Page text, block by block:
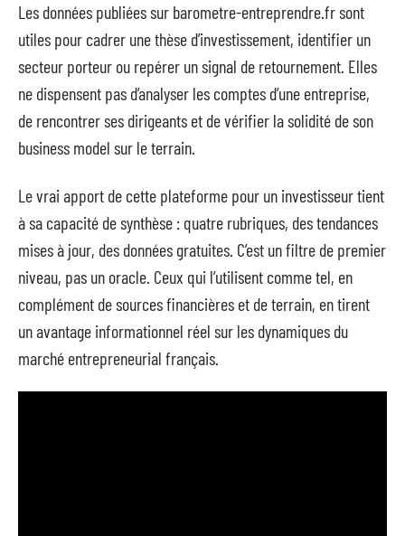
Les données publiées sur barometre-entreprendre.fr sont
utiles pour cadrer une thèse d’investissement, identifier un
secteur porteur ou repérer un signal de retournement. Elles
ne dispensent pas d’analyser les comptes d’une entreprise,
de rencontrer ses dirigeants et de vérifier la solidité de son
business model sur le terrain.
Le vrai apport de cette plateforme pour un investisseur tient
à sa capacité de synthèse : quatre rubriques, des tendances
mises à jour, des données gratuites. C’est un filtre de premier
niveau, pas un oracle. Ceux qui l’utilisent comme tel, en
complément de sources financières et de terrain, en tirent
un avantage informationnel réel sur les dynamiques du
marché entrepreneurial français.